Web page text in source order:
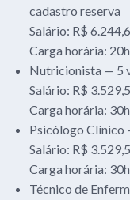
cadastro reserva
Salário: R$
Carga horária:
Nutricionista — 5
Salário: R$
Carga horária:
Psicólogo Clínico
Salário: R$
Carga horária:
Técnico de